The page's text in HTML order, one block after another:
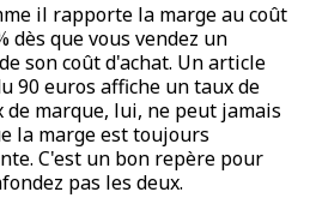
il rapporte la marge au coût
dès que vous vendez un
son coût d'achat. Un article
90 euros affiche un taux de
de marque, lui, ne peut jamais
la marge est toujours
C'est un bon repère pour
pas les deux.